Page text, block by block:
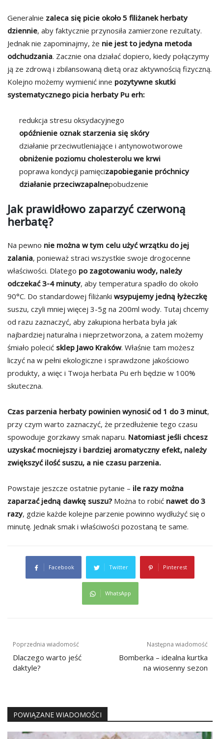
Generalnie zaleca się picie około 5 filiżanek herbaty
dziennie, aby faktycznie przynosiła zamierzone rezultaty.
Jednak nie zapominajmy, że nie jest to jedyna metoda
odchudzania. Zacznie ona działać dopiero, kiedy połączymy
ją ze zdrową i zbilansowaną dietą oraz aktywnością fizyczną.
Kolejno możemy wymienić inne pozytywne skutki
systematycznego picia herbaty Pu erh:
redukcja stresu oksydacyjnego
opóźnienie oznak starzenia się skóry
działanie przeciwutleniające i antynowotworowe
obniżenie poziomu cholesterolu we krwi
poprawa kondycji pamięcizapobieganie próchnicy
działanie przeciwzapalnepobudzenie
Jak prawidłowo zaparzyć czerwoną
herbatę?
Na pewno nie można w tym celu użyć wrzątku do jej
zalania, ponieważ straci wszystkie swoje drogocenne
właściwości. Dlatego po zagotowaniu wody, należy
odczekać 3-4 minuty, aby temperatura spadło do około
90°C. Do standardowej filiżanki wsypujemy jedną łyżeczkę
suszu, czyli mniej więcej 3-5g na 200ml wody. Tutaj chcemy
od razu zaznaczyć, aby zakupiona herbata była jak
najbardziej naturalna i nieprzetworzona, a zatem możemy
śmiało polecić sklep Jawo Kraków. Właśnie tam możesz
liczyć na w pełni ekologiczne i sprawdzone jakościowo
produkty, a więc i Twoja herbata Pu erh będzie w 100%
skuteczna.
Czas parzenia herbaty powinien wynosić od 1 do 3 minut,
przy czym warto zaznaczyć, że przedłużenie tego czasu
spowoduje gorzkawy smak naparu. Natomiast jeśli chcesz
uzyskać mocniejszy i bardziej aromatyczny efekt, należy
zwiększyć ilość suszu, a nie czasu parzenia.
Powstaje jeszcze ostatnie pytanie – ile razy można
zaparzać jedną dawkę suszu? Można to robić nawet do 3
razy, gdzie każde kolejne parzenie powinno wydłużyć się o
minutę. Jednak smak i właściwości pozostaną te same.
Facebook Twitter Pinterest
WhatsApp
Nawigacja
wpisu
Poprzednia wiadomość
Dlaczego warto jeść
daktyle?
Następna wiadomość
Bomberka – idealna kurtka
na wiosenny sezon
POWIĄZANE WIADOMOŚCI